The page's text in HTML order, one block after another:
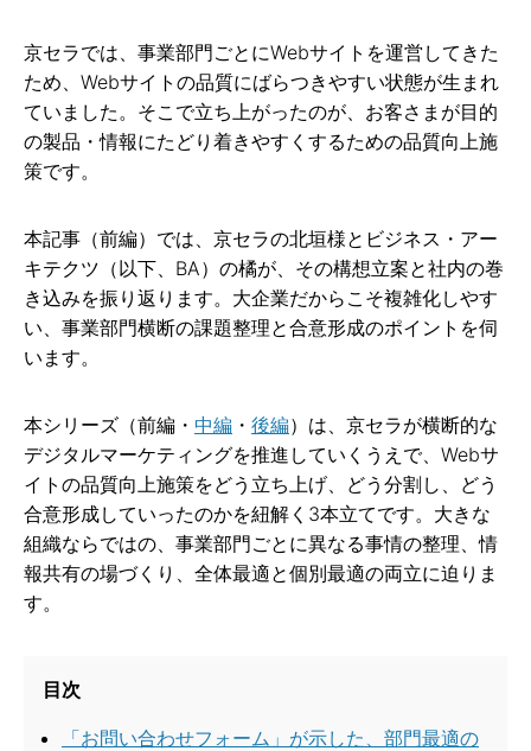
京セラでは、事業部門ごとにWebサイトを運営してきた
ため、Webサイトの品質にばらつきやすい状態が生まれ
ていました。そこで立ち上がったのが、お客さまが目的
の製品・情報にたどり着きやすくするための品質向上施
策です。
本記事（前編）では、京セラの北垣様とビジネス・アー
キテクツ（以下、BA）の橘が、その構想立案と社内の巻
き込みを振り返ります。大企業だからこそ複雑化しやす
い、事業部門横断の課題整理と合意形成のポイントを伺
います。
本シリーズ（前編・ 中編 ・ 後編）は、京セラが横断的な
デジタルマーケティングを推進していくうえで、Webサ
イトの品質向上施策をどう立ち上げ、どう分割し、どう
合意形成していったのかを紐解く3本立てです。大きな
組織ならではの、事業部門ごとに異なる事情の整理、情
報共有の場づくり、全体最適と個別最適の両立に迫りま
す。
目次
「お問い合わせフォーム」が示した、部門最適の